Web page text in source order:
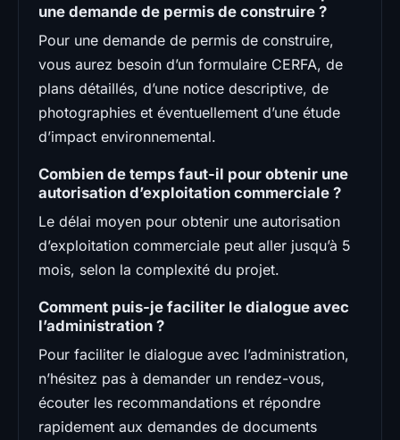
une demande de permis de construire ?
Pour une demande de permis de construire,
vous aurez besoin d’un formulaire CERFA, de
plans détaillés, d’une notice descriptive, de
photographies et éventuellement d’une étude
d’impact environnemental.
Combien de temps faut-il pour obtenir une
autorisation d’exploitation commerciale ?
Le délai moyen pour obtenir une autorisation
d’exploitation commerciale peut aller jusqu’à 5
mois, selon la complexité du projet.
Comment puis-je faciliter le dialogue avec
l’administration ?
Pour faciliter le dialogue avec l’administration,
n’hésitez pas à demander un rendez-vous,
écouter les recommandations et répondre
rapidement aux demandes de documents